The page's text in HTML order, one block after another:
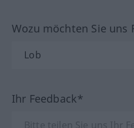
Wozu möchten Sie uns
Ihr Feedback*